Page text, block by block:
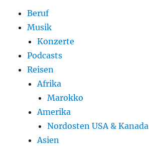
Beruf
Musik
Konzerte
Podcasts
Reisen
Afrika
Marokko
Amerika
Nordosten USA & Kanada
Asien